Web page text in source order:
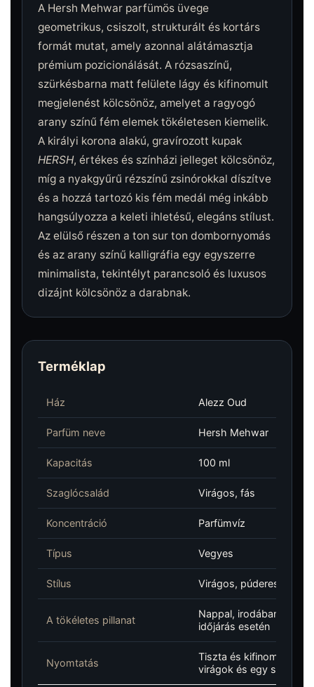
A Hersh Mehwar parfümös üvege
geometrikus, csiszolt, strukturált és kortárs
formát mutat, amely azonnal alátámasztja
prémium pozicionálását. A rózsaszínű,
szürkésbarna matt felülete lágy és kifinomult
megjelenést kölcsönöz, amelyet a ragyogó
arany színű fém elemek tökéletesen kiemelik.
A királyi korona alakú, gravírozott kupak
HERSH, értékes és színházi jelleget kölcsönöz,
míg a nyakgyűrű rézszínű zsinórokkal díszítve
és a hozzá tartozó kis fém medál még inkább
hangsúlyozza a keleti ihletésű, elegáns stílust.
Az elülső részen a ton sur ton dombornyomás
és az arany színű kalligráfia egy egyszerre
minimalista, tekintélyt parancsoló és luxusos
dizájnt kölcsönöz a darabnak.
Terméklap
Ház Alezz Oud
Parfüm neve Hersh Mehwar
Kapacitás 100 ml
Szaglócsalád Virágos, fás
Koncentráció Parfümvíz
Típus Vegyes
Stílus Virágos, púderes, fás,
A tökéletes pillanat
Nappal, irodában,
időjárás esetén
Nyomtatás
Tiszta és kifinomult,
virágok és egy sima,